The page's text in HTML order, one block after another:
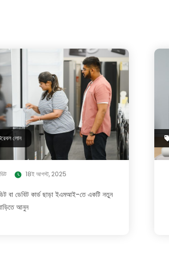
লোন
18ই আগস্ট, 2025
বা ডেবিট কার্ড ছাড়া ইএমআই-তে একটি নতুন
আনুন